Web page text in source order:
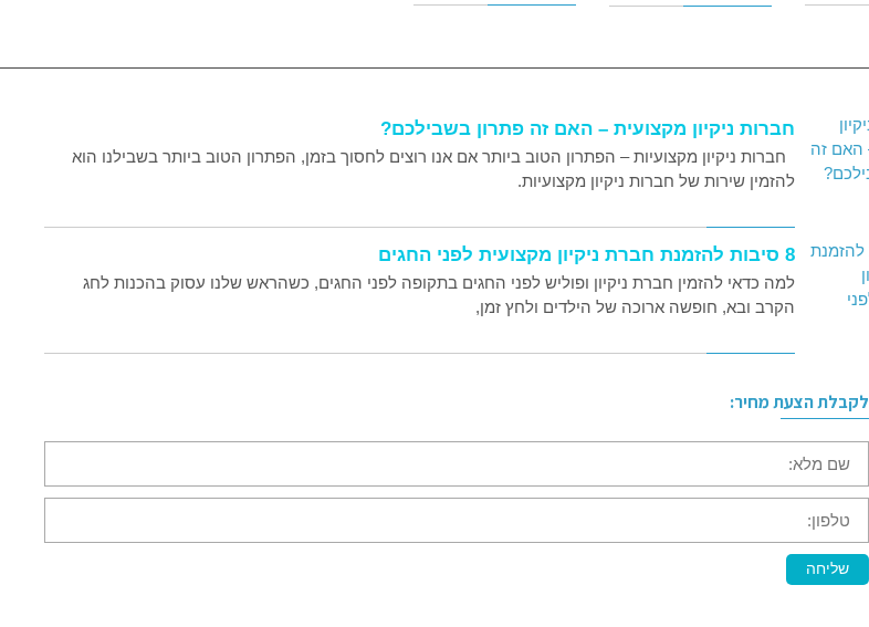
חברות ניקיון מקצועית – האם זה פתרון בשבילכם?
חברות ניקיון מקצועיות – הפתרון הטוב ביותר אם אנו רוצים לחסוך בזמן, הפתרון הטוב ביותר בשבילנו הוא
להזמין שירות של חברות ניקיון מקצועיות.
8 סיבות להזמנת חברת ניקיון מקצועית לפני החגים
למה כדאי להזמין חברת ניקיון ופוליש לפני החגים בתקופה לפני החגים, כשהראש שלנו עסוק בהכנות לחג
הקרב ובא, חופשה ארוכה של הילדים ולחץ זמן,
לקבלת הצעת מחיר:
שם
מלא:
טלפון:
שליחה